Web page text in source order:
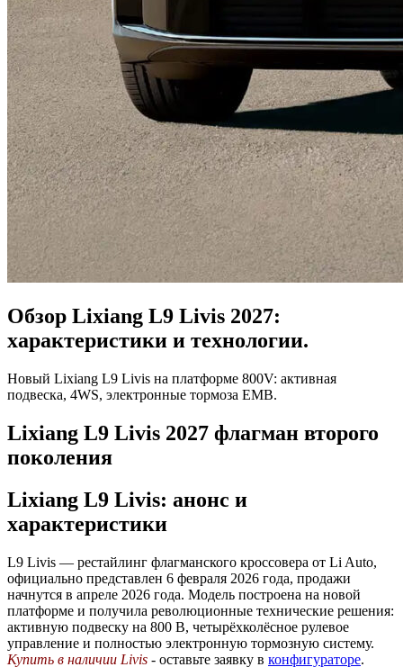
Обзор Lixiang L9 Livis 2027:
характеристики и технологии.
Новый Lixiang L9 Livis на платформе 800V: активная
подвеска, 4WS, электронные тормоза EMB.
Lixiang L9 Livis 2027 флагман второго
поколения
Lixiang L9 Livis: анонс и
характеристики
L9 Livis — рестайлинг флагманского кроссовера от Li Auto,
официально представлен 6 февраля 2026 года, продажи
начнутся в апреле 2026 года. Модель построена на новой
платформе и получила революционные технические решения:
активную подвеску на 800 В, четырёхколёсное рулевое
управление и полностью электронную тормозную систему.
Купить в наличии Livis - оставьте заявку в конфигураторе.